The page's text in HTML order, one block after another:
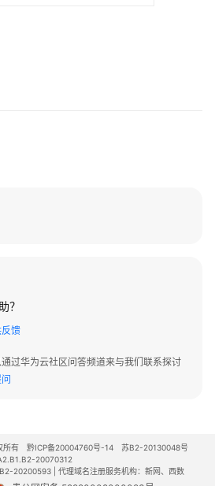
？
馈
过华为云社区问答频道来与我们联系探讨
所有 黔ICP备20004760号-14
苏B2-20130048号
20070312
20200593 | 代理域名注册服务机构：新网、西数